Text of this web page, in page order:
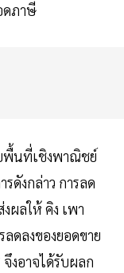
ดภาษี
พื้นที่เชิงพาณิชย์
ดังกล่าว การลด
ผลให้ คิง เพา
ดลงของยอดขาย
จึงอาจได้รับผลก